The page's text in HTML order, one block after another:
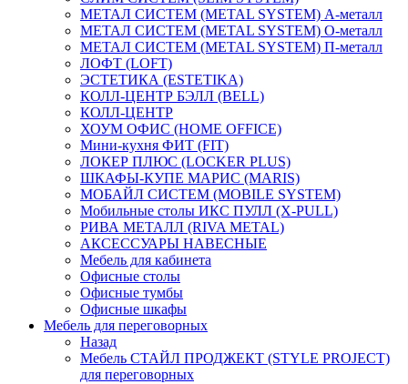
МЕТАЛ СИСТЕМ (METAL SYSTEM) А-металл
МЕТАЛ СИСТЕМ (METAL SYSTEM) О-металл
МЕТАЛ СИСТЕМ (METAL SYSTEM) П-металл
ЛОФТ (LOFT)
ЭСТЕТИКА (ESTETIKA)
КОЛЛ-ЦЕНТР БЭЛЛ (BELL)
КОЛЛ-ЦЕНТР
ХОУМ ОФИС (HOME OFFICE)
Мини-кухня ФИТ (FIT)
ЛОКЕР ПЛЮС (LOCKER PLUS)
ШКАФЫ-КУПЕ МАРИС (MARIS)
МОБАЙЛ СИСТЕМ (MOBILE SYSTEM)
Мобильные столы ИКС ПУЛЛ (X-PULL)
РИВА МЕТАЛЛ (RIVA METAL)
АКСЕССУАРЫ НАВЕСНЫЕ
Мебель для кабинета
Офисные столы
Офисные тумбы
Офисные шкафы
Мебель для переговорных
Назад
Мебель СТАЙЛ ПРОДЖЕКТ (STYLE PROJECT)
для переговорных